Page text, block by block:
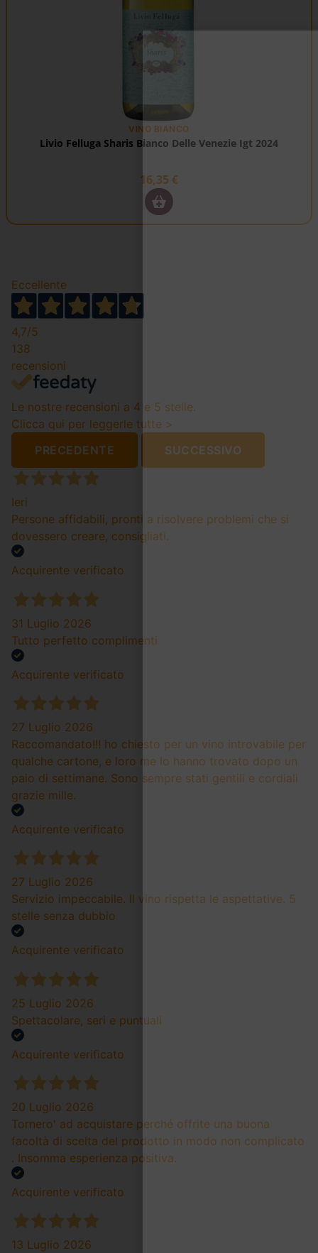
VINO BIANCO
Livio Felluga Sharis Bianco Delle Venezie Igt 2024
16,35 €
Eccellente
4,7/5
138
recensioni
Le nostre recensioni a 4 e 5 stelle.
Clicca qui per leggerle tutte >
PRECEDENTE
SUCCESSIVO
Ieri
Persone affidabili, pronti a risolvere problemi che si
dovessero creare, consigliati.
Acquirente verificato
31 Luglio 2026
Tutto perfetto complimenti
Acquirente verificato
27 Luglio 2026
Raccomandato!!! ho chiesto per un vino introvabile per
qualche cartone, e loro me lo hanno trovato dopo un
paio di settimane. Sono sempre stati gentili e cordiali
grazie mille.
Acquirente verificato
27 Luglio 2026
Servizio impeccabile. Il vino rispetta le aspettative. 5
stelle senza dubbio
Acquirente verificato
25 Luglio 2026
Spettacolare, seri e puntuali
Acquirente verificato
20 Luglio 2026
Tornero' ad acquistare perché offrite una buona
facoltà di scelta del prodotto in modo non complicato
. Insomma esperienza positiva.
Acquirente verificato
13 Luglio 2026